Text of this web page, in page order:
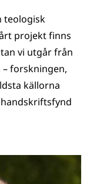
teologisk
projekt finns
vi utgår från
forskningen,
källorna